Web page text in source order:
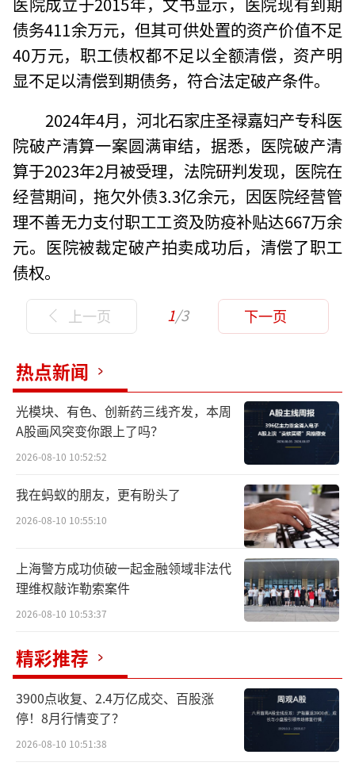
债务411余万元，但其可供处置的资产价值不足
40万元，职工债权都不足以全额清偿，资产明
显不足以清偿到期债务，符合法定破产条件。
2024年4月，河北石家庄圣禄嘉妇产专科医
院破产清算一案圆满审结，据悉，医院破产清
算于2023年2月被受理，法院研判发现，医院在
经营期间，拖欠外债3.3亿余元，因医院经营管
理不善无力支付职工工资及防疫补贴达667万余
元。医院被裁定破产拍卖成功后，清偿了职工
债权。
上一页 1/3 下一页
热点新闻
光模块、有色、创新药三线齐发，本周
A股画风突变你跟上了吗？
2026-08-10 10:52:52
我在蚂蚁的朋友，更有盼头了
2026-08-10 10:55:10
上海警方成功侦破一起金融领域非法代
理维权敲诈勒索案件
2026-08-10 10:53:37
精彩推荐
3900点收复、2.4万亿成交、百股涨
停！8月行情变了？
2026-08-10 10:51:38